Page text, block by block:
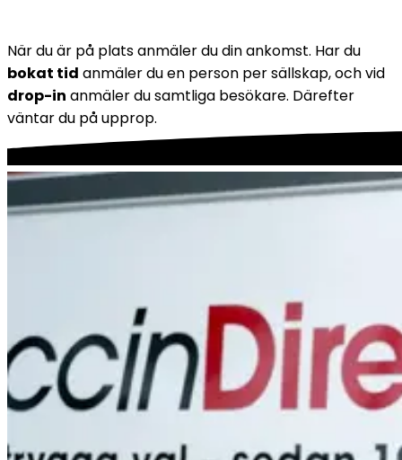
bokat tid
drop-in anmäler du samtliga besökare. Därefter
väntar du på upprop.